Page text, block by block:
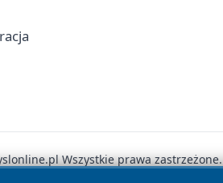
Wszystkie prawa zastrzeżone.